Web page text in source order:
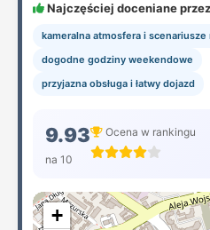
Najczęściej doceniane
kameralna atmosfera i
dogodne godziny weekendowe
przyjazna obsługa i łatwy dojazd
9.93
na 10
Ocena w rankingu
+